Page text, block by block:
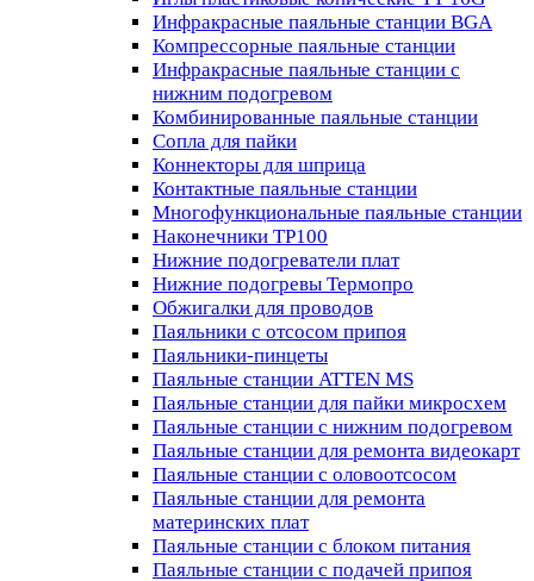
Инфракрасные паяльные станции BGA
Компрессорные паяльные станции
Инфракрасные паяльные станции с
нижним подогревом
Комбинированные паяльные станции
Сопла для пайки
Коннекторы для шприца
Контактные паяльные станции
Многофункциональные паяльные станции
Наконечники TP100
Нижние подогреватели плат
Нижние подогревы Термопро
Обжигалки для проводов
Паяльники с отсосом припоя
Паяльники-пинцеты
Паяльные станции ATTEN MS
Паяльные станции для пайки микросхем
Паяльные станции с нижним подогревом
Паяльные станции для ремонта видеокарт
Паяльные станции с оловоотсосом
Паяльные станции для ремонта
материнских плат
Паяльные станции с блоком питания
Паяльные станции с подачей припоя